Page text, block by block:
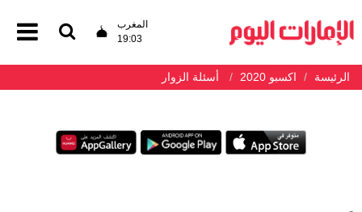
المغرب
19:03
الرئيسة اكسبو 2020 أسئلة الزوار